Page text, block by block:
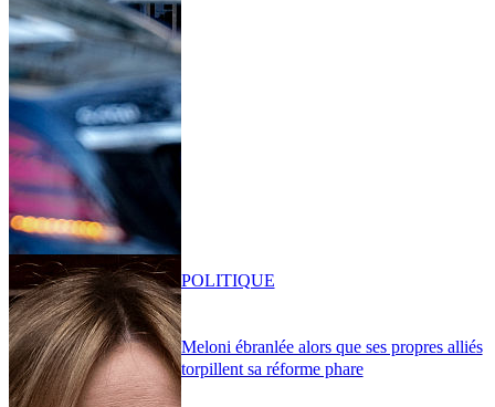
Meloni ébranlée alors que ses propres alliés
torpillent sa réforme phare
POLITIQUE